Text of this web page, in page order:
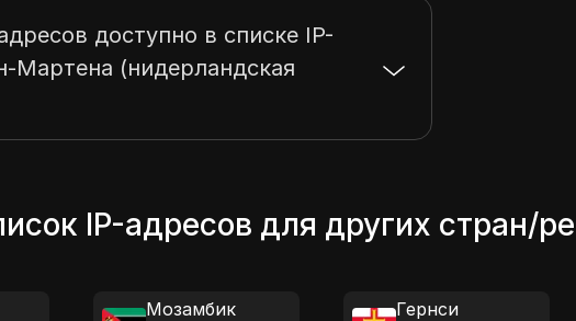
доступно в списке IP-
Мартена (нидерландская
IP-адресов для других стран/
Мозамбик Гернси